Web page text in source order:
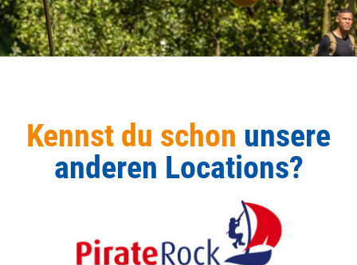
Kennst du schon unsere
anderen Locations?